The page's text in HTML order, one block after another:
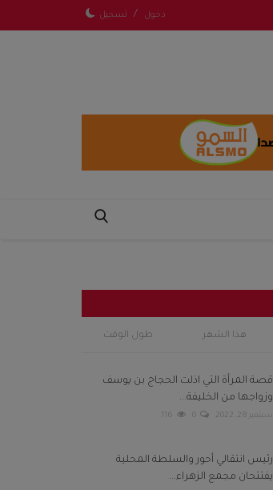
دخول / تسجيل
هذا الشهر طول الوقت
قصة المرأة التي اذلت الحجاج بن يوسف
وزواجها من الخليفة...
سبتمبر 28, 2022 0
116
رئيس انتقالي أحور والسلطة المحلية
يفتتحان مجمع الزهراء...